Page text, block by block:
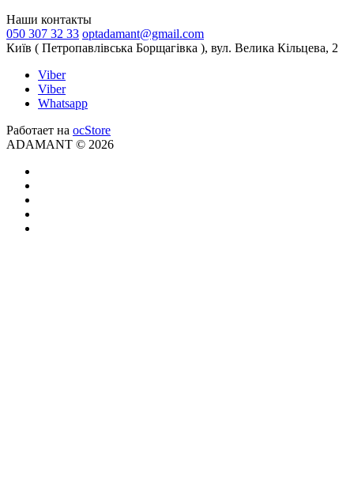
Наши контакты
050 307 32 33 optadamant@gmail.com
Київ ( Петропавлівська Борщагівка ), вул. Велика Кільцева, 2
Viber
Viber
Whatsapp
Работает на ocStore
ADAMANT © 2026